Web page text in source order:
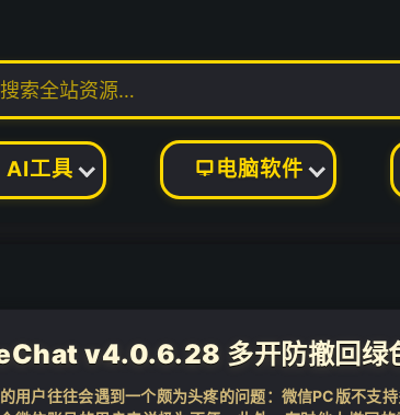
AI工具  电脑软件
v4.0.6.28 多开防撤回绿
用户往往会遇到一个颇为头疼的问题：微信PC版不支